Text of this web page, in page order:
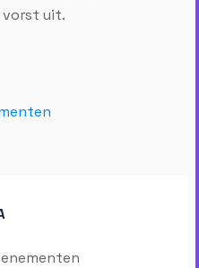
vorst uit.